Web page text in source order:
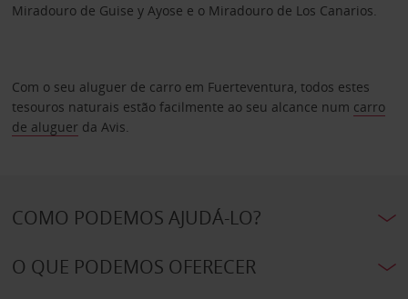
Miradouro de Guise y Ayose e o Miradouro de Los Canarios.
Com o seu aluguer de carro em Fuerteventura, todos estes
tesouros naturais estão facilmente ao seu alcance num carro
de aluguer da Avis.
COMO PODEMOS AJUDÁ-LO?
O QUE PODEMOS OFERECER